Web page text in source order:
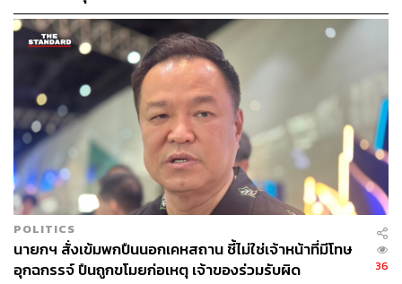
อนุทิน ชาญวีรกูล
นโยบายกระตุ้นเศรษฐกิจ
โครงการคนละครึ่ง
มาตรการกระตุ้นเศรษฐกิจ
คนละครึ่ง
เศรษฐกิจไทย นายกรัฐมนตรี
พยายาม’
POLITICS
นายกฯ สั่งเข้มพกปืนนอกเคหสถาน ชี้ไม่ใช่เจ้าหน้าที่มีโทษ
อุกฉกรรจ์ ปืนถูกขโมยก่อเหตุ เจ้าของร่วมรับผิด
36